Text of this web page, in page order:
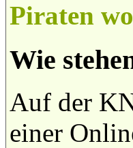
Piraten
Wie
Auf der
einer